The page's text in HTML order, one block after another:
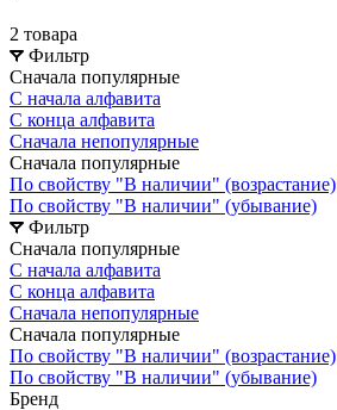
2 товара
Фильтр
Сначала популярные
С начала алфавита
С конца алфавита
Сначала непопулярные
Сначала популярные
По свойству "В наличии" (возрастание)
По свойству "В наличии" (убывание)
Фильтр
Сначала популярные
С начала алфавита
С конца алфавита
Сначала непопулярные
Сначала популярные
По свойству "В наличии" (возрастание)
По свойству "В наличии" (убывание)
Бренд